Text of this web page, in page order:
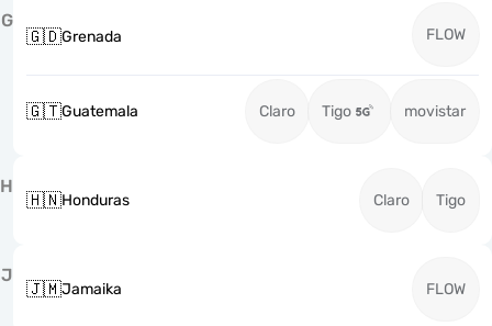
G
🇬🇩Grenada FLOW
🇬🇹Guatemala Claro Tigo movistar
H
🇭🇳Honduras Claro Tigo
J
🇯🇲Jamaika FLOW